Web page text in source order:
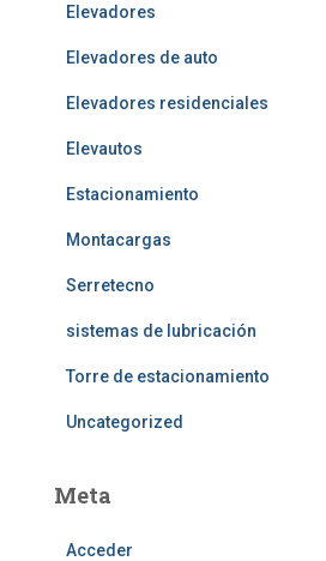
Elevadores
Elevadores de auto
Elevadores residenciales
Elevautos
Estacionamiento
Montacargas
Serretecno
sistemas de lubricación
Torre de estacionamiento
Uncategorized
Meta
Acceder